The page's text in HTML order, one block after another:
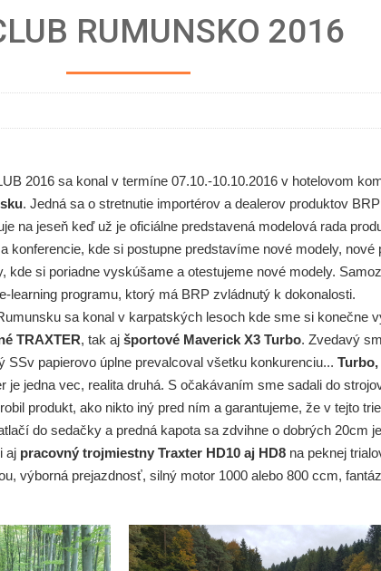
RUMUNSKO 2016
2016 sa konal v termíne 07.10.-10.10.2016 v hotelovom
. Jedná sa o stretnutie importérov a dealerov produktov
na jeseň keď už je oficiálne predstavená modelová rada
konferencie, kde si postupne predstavíme nové modely,
kde si poriadne vyskúšame a otestujeme nové modely.
learning programu, ktorý má BRP zvládnutý k dokonalosti.
sa konal v karpatských lesoch kde sme si konečne
TRAXTER, tak aj športové Maverick X3 Turbo. Zvedavý
SSv papierovo úplne prevalcoval všetku konkurenciu...
je jedna vec, realita druhá. S očakávaním sme sadali do
produkt, ako nikto iný pred ním a garantujeme, že v tejto
do sedačky a predná kapota sa zdvihne o dobrých 20cm
aj pracovný trojmiestny Traxter HD10 aj HD8na peknej
výborná prejazdnosť, silný motor 1000 alebo 800 ccm,